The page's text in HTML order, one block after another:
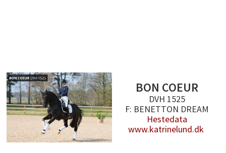
BON COEUR
DVH 1525
F: BENETTON DREAM
Hestedata
www.katrinelund.dk